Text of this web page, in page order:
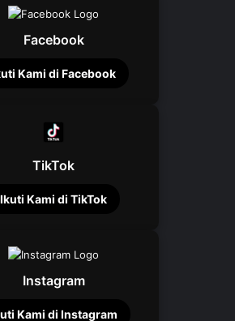
Facebook
Kami di Facebook
TikTok
Ikuti Kami di TikTok
Instagram
Kami di Instagram